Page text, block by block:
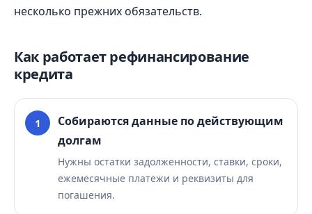
несколько прежних обязательств.
Как работает рефинансирование
кредита
Собираются данные по действующим
долгам
Нужны остатки задолженности, ставки, сроки,
ежемесячные платежи и реквизиты для
погашения.